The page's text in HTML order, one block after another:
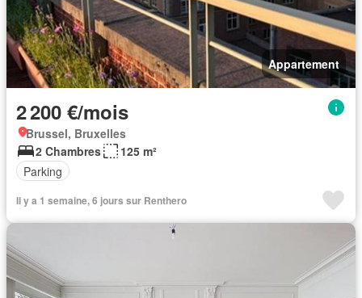
Appartement
2 200 €/mois
Brussel, Bruxelles
2 Chambres
125 m²
Parking
Il y a 1 semaine, 6 jours sur Renthero